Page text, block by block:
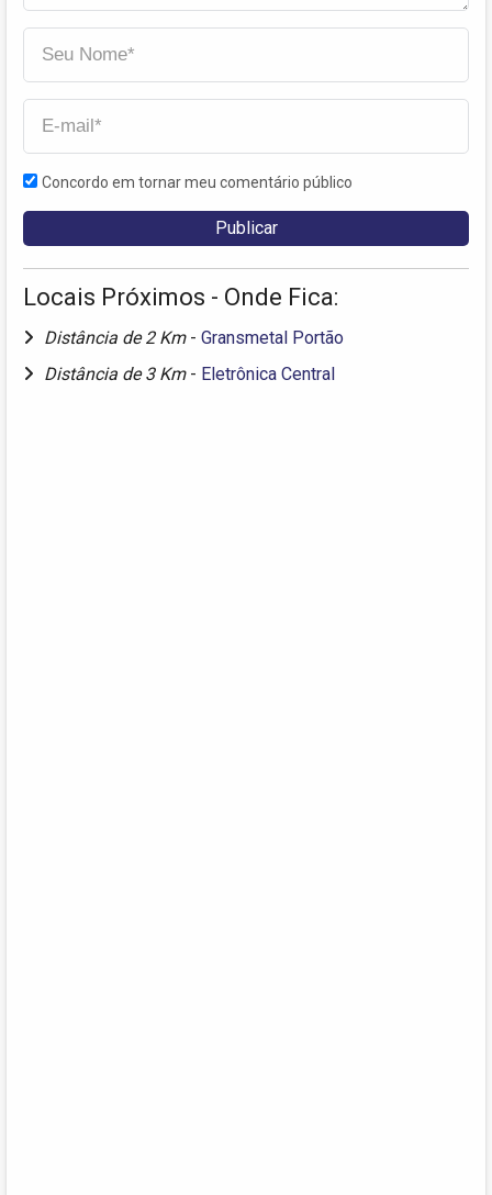
Concordo em tornar meu comentário público
Locais Próximos - Onde Fica:
Distância de 2 Km - Gransmetal Portão
Distância de 3 Km - Eletrônica Central